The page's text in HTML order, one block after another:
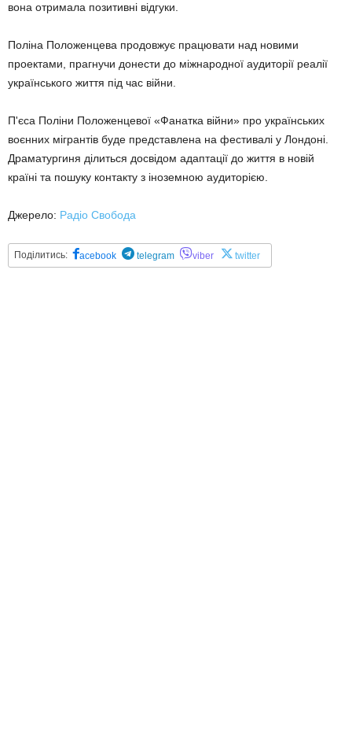
вона отримала позитивні відгуки.
Поліна Положенцева продовжує працювати над новими
проектами, прагнучи донести до міжнародної аудиторії реалії
українського життя під час війни.
П'єса Поліни Положенцевої «Фанатка війни» про українських
воєнних мігрантів буде представлена на фестивалі у Лондоні.
Драматургиня ділиться досвідом адаптації до життя в новій
країні та пошуку контакту з іноземною аудиторією.
Джерело: Радіо Свобода
Поділитись: acebook telegram viber twitter